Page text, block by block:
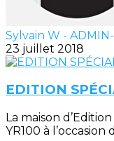
Sylvain W -
23 juillet 2018
EDITION
La maison
YR100 à